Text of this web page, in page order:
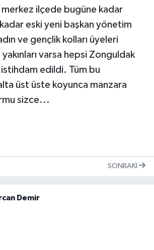
ilçede bugüne kadar
eski yeni başkan yönetim
ve gençlik kolları üyeleri
yakınları varsa hepsi Zonguldak
edildi. Tüm bu
üst üste koyunca manzara
sizce...
SONRAKI
Demir